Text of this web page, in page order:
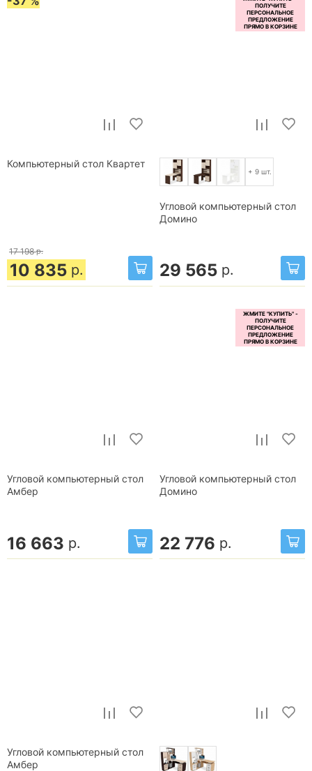
Компьютерный стол Квартет
17 198 р.
10 835 р.
+ 9 шт.
Угловой компьютерный стол
Домино
29 565 р.
Угловой компьютерный стол
Амбер
16 663 р.
Угловой компьютерный стол
Домино
22 776 р.
Угловой компьютерный стол
Амбер